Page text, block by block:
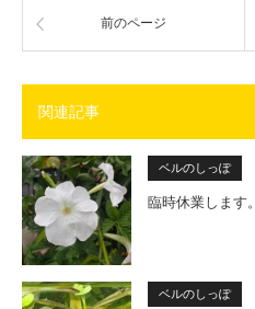
前のページ
関連記事
ベルのしっぽ
臨時休業します。
ベルのしっぽ